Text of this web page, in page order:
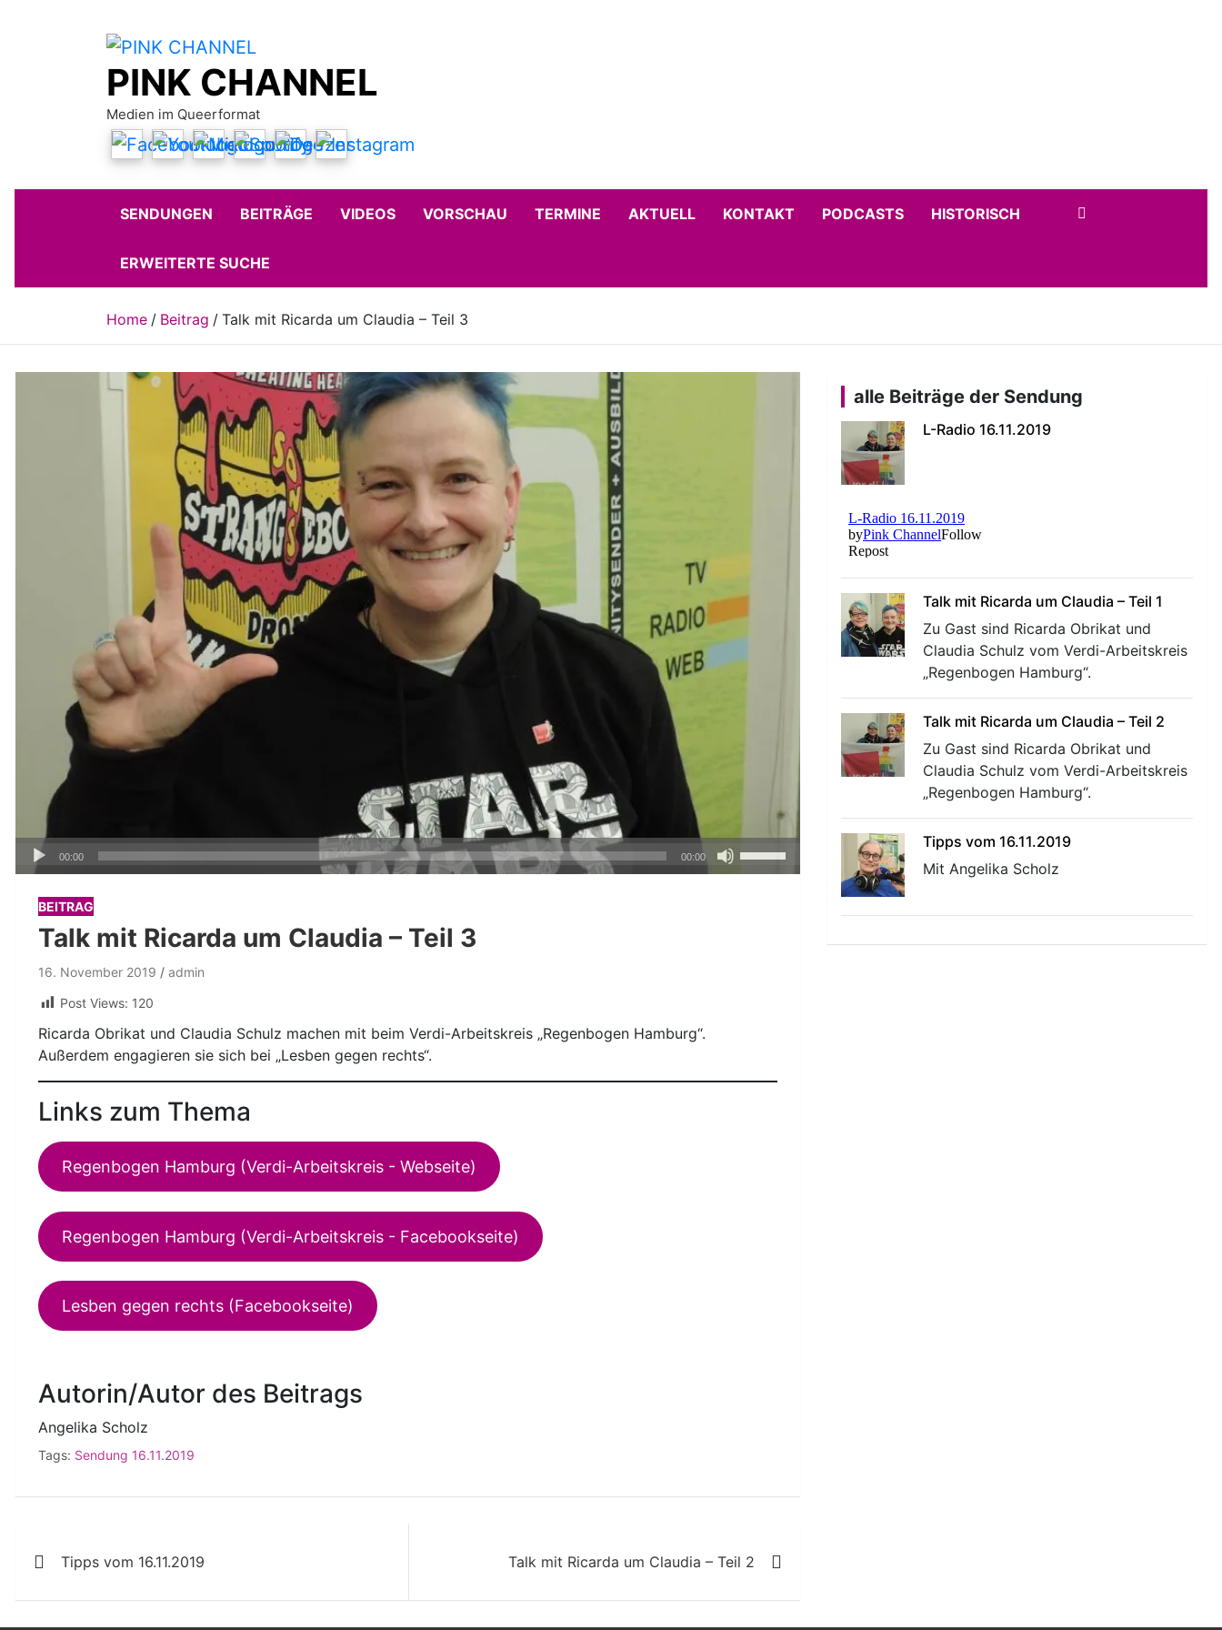
PINK CHANNEL
Medien im Queerformat
SENDUNGEN BEITRÄGE VIDEOS VORSCHAU TERMINE AKTUELL KONTAKT PODCASTS HISTORISCH
ERWEITERTE SUCHE
Home Beitrag Talk mit Ricarda um Claudia – Teil 3
Audio-
Player
00:00 00:00
BEITRAG
Talk mit Ricarda um Claudia – Teil 3
16. November 2019
admin
Post Views: 120
Ricarda Obrikat und Claudia Schulz machen mit beim Verdi-Arbeitskreis „Regenbogen Hamburg“.
Außerdem engagieren sie sich bei „Lesben gegen rechts“.
Links zum Thema
Regenbogen Hamburg (Verdi-Arbeitskreis - Webseite)
Regenbogen Hamburg (Verdi-Arbeitskreis - Facebookseite)
Lesben gegen rechts (Facebookseite)
Autorin/Autor des Beitrags
Angelika Scholz
Tags: Sendung 16.11.2019
Tipps vom 16.11.2019 Talk mit Ricarda um Claudia – Teil 2
alle Beiträge der Sendung
L-Radio 16.11.2019
Talk mit Ricarda um Claudia – Teil 1
Zu Gast sind Ricarda Obrikat und
Claudia Schulz vom Verdi-Arbeitskreis
„Regenbogen Hamburg“.
Talk mit Ricarda um Claudia – Teil 2
Zu Gast sind Ricarda Obrikat und
Claudia Schulz vom Verdi-Arbeitskreis
„Regenbogen Hamburg“.
Tipps vom 16.11.2019
Mit Angelika Scholz